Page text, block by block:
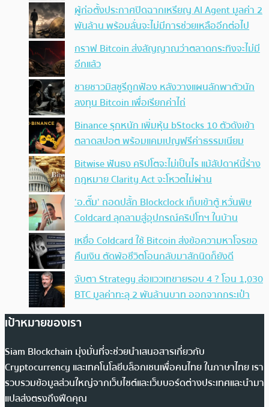
ผู้ก่อตั้งประกาศปิดฉากเหรียญ AI Agent มูลค่า 2
พันล้าน พร้อมลั่นจะไม่มีการช่วยเหลืออีกต่อไป
กราฟ Bitcoin ส่งสัญญาณว่าตลาดกระทิงจะไม่มี
อีกแล้ว
ชายชาวมิสซูรีถูกฟ้อง หลังวางแผนลักพาตัวนัก
ลงทุน Bitcoin เพื่อเรียกค่าไถ่
Binance รุกหนัก เพิ่มหุ้น bStocks 10 ตัวดังเข้า
ตลาดสปอต พร้อมแคมเปญฟรีค่าธรรมเนียม
Bitwise ฟันธง คริปโตจะไม่เป็นไร แม้สัปดาห์นี้ร่าง
กฎหมาย Clarity Act จะโหวตไม่ผ่าน
‘อ.ตั๊ม’ ถอดปลั้ก Blockclock เก็บเข้าตู้ หวั่นพิษ
Coldcard ลุกลามสู่อุปกรณ์คริปโทฯ ในบ้าน
เหยื่อ Coldcard ใช้ Bitcoin ส่งข้อความหาโจรขอ
คืนเงิน ตัดพ้อชีวิตโอนกลับมาสักนิดก็ยังดี
จับตา Strategy ส่อแววเทขายรอบ 4 ? โอน 1,030
BTC มูลค่าทะลุ 2 พันล้านบาท ออกจากกระเป๋า
เป้าหมายของเรา
Siam Blockchain มุ่งมั่นที่จะช่วยนำเสนอสารเกี่ยวกับ
Cryptocurrency และเทคโนโลยีบล็อกเชนเพื่อคนไทย ในภาษาไทย เรา
รวบรวมข้อมูลส่วนใหญ่จากเว็บไซต์และเว็บบอร์ดต่างประเทศและนำมา
แปลส่งตรงถึงฟีดคุณ